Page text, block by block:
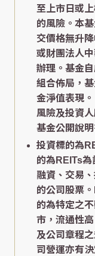
至上市日或
的風險。本
交價格無升
或財團法人
辦理。基金
組合佈局，
金淨值表現
風險及投資
基金公開說明
投資標的為
的為REITs
融資、交易
的公司股票
的為特定之
市，流通性
及公司章程
司營運亦有